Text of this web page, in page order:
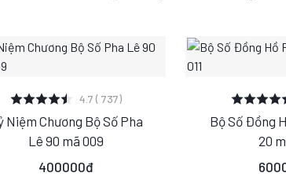
XEM CHI TIẾT
S M L
4.7 ( 737)
Niệm Chương Bộ Số Pha
Lê 90 mã 009
400000đ
XEM
S
Bộ Số Đồng
20